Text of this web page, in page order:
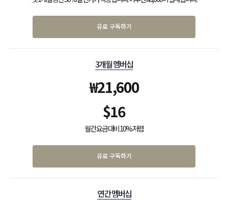
유료 구독하기
3개월 멤버십
₩21,600
$16
월간 요금 대비 10% 저렴
유료 구독하기
연간 멤버십